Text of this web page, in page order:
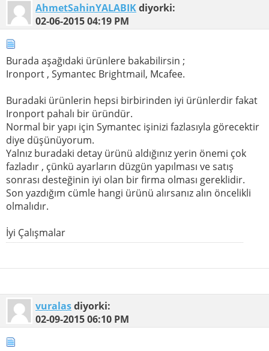
AhmetSahinYALABIKdiyorki:
02-06-201504:19 PM
Burada aşağıdaki ürünlere bakabilirsin ;
Ironport , Symantec Brightmail, Mcafee.
Buradaki ürünlerin hepsi birbirinden iyi ürünlerdir fakat
Ironport pahalı bir üründür.
Normal bir yapı için Symantec işinizi fazlasıyla görecektir
diye düşünüyorum.
Yalnız buradaki detay ürünü aldığınız yerin önemi çok
fazladır , çünkü ayarların düzgün yapılması ve satış
sonrası desteğinin iyi olan bir firma olması gereklidir.
Son yazdığım cümle hangi ürünü alırsanız alın öncelikli
olmalıdır.
İyi Çalışmalar
vuralasdiyorki:
02-09-201506:10 PM